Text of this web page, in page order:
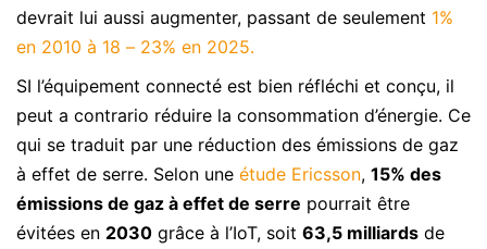
devrait lui aussi augmenter, passant de seulement 1%
en 2010 à 18 – 23% en 2025.
SI l’équipement connecté est bien réfléchi et conçu, il
peut a contrario réduire la consommation d’énergie. Ce
qui se traduit par une réduction des émissions de gaz
à effet de serre. Selon une étude Ericsson, 15% des
émissions de gaz à effet de serre pourrait être
évitées en 2030 grâce à l’IoT, soit 63,5 milliards de